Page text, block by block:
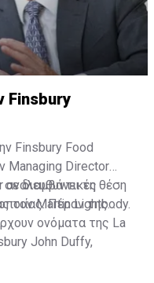
Finsbury
Finsbury Food
Managing Director
τη θέση
τον Martin Lightbody.
διευθυντικές
Πέραν της
ονόματα της La
John Duffy,